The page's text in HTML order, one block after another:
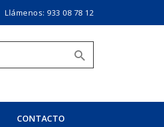
Llámenos: 933 08 78 12

CONTACTO